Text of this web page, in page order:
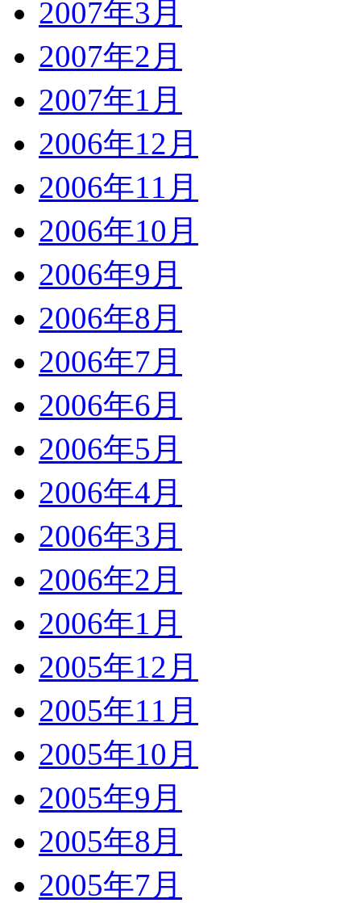
2007年3月
2007年2月
2007年1月
2006年12月
2006年11月
2006年10月
2006年9月
2006年8月
2006年7月
2006年6月
2006年5月
2006年4月
2006年3月
2006年2月
2006年1月
2005年12月
2005年11月
2005年10月
2005年9月
2005年8月
2005年7月